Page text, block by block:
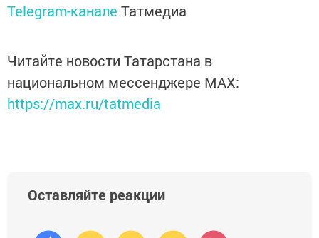
Telegram-канале Татмедиа
Читайте новости Татарстана в
национальном мессенджере MАХ:
https://max.ru/tatmedia
Оставляйте реакции